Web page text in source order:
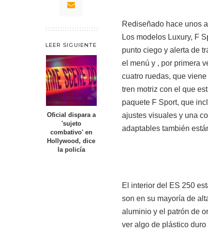
LEER SIGUIENTE
Oficial dispara a
'sujeto
combativo' en
Hollywood, dice
la policía
Rediseñado hace unos
Los modelos Luxury, F
punto ciego y alerta de
el menú y , por primera
cuatro ruedas, que
tren motriz con el que
paquete F Sport, que
ajustes visuales y una
adaptables también
El interior del ES 250
son en su mayoría de
aluminio y el patrón de
ver algo de plástico